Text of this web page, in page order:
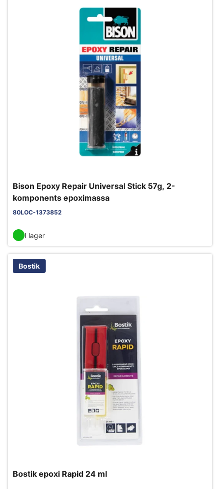
Bison Epoxy Repair Universal Stick 57g, 2-
komponents epoximassa
80LOC-1373852
I lager
Bostik
Bostik epoxi Rapid 24 ml